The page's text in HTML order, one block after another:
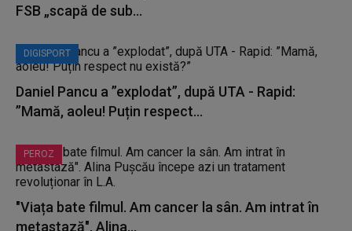
FSB „scapă de sub...
DIGISPORT
Daniel Pancu a ”explodat”, după UTA - Rapid:
”Mamă, aoleu! Puțin respect...
PEROZ
"Viața bate filmul. Am cancer la sân. Am intrat în
metastază". Alina...